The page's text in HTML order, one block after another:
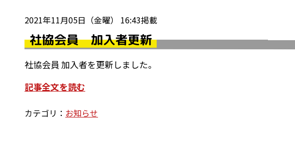
2021年11月05日（金曜） 16:43掲載
社協会員 加入者更新
社協会員 加入者を更新しました。
記事全文を読む
カテゴリ： お知らせ